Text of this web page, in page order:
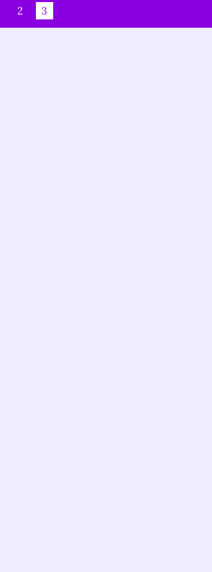
2 3